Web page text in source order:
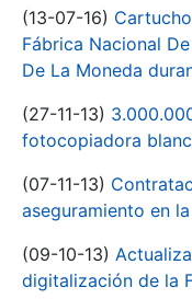
(13-07-16)
Fábrica Nacional
De La Moneda
(27-11-13)
fotocopiadora
(07-11-13)
aseguramiento en
(09-10-13)
digitalización de la